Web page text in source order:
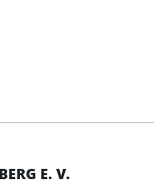
E. V.